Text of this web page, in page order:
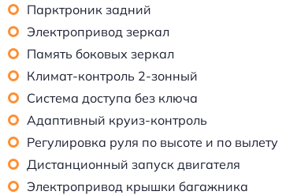
Парктроник задний
Электропривод зеркал
Память боковых зеркал
Климат-контроль 2-зонный
Система доступа без ключа
Адаптивный круиз-контроль
Регулировка руля по высоте и по вылету
Дистанционный запуск двигателя
Электропривод крышки багажника